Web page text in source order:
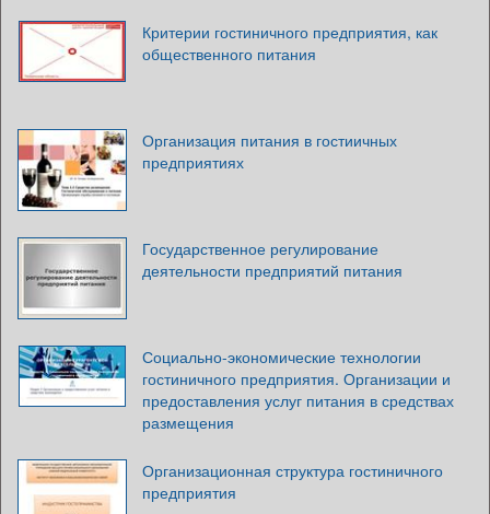
Критерии гостиничного предприятия, как
общественного питания
Организация питания в гостиичных
предприятиях
Государственное регулирование
деятельности предприятий питания
Социально-экономические технологии
гостиничного предприятия. Организации и
предоставления услуг питания в средствах
размещения
Организационная структура гостиничного
предприятия